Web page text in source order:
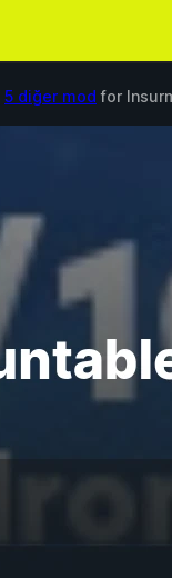
5 diğer mod for